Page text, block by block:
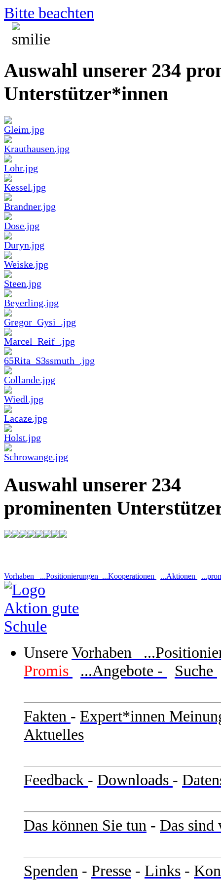
Bitte beachten
Auswahl unserer 234
Unterstützer*innen
Auswahl unserer 234
prominenten
Vorhaben ...Positionierungen ...Kooperationen ...Aktionen
Unsere Vorhaben
Promis
...Angebote - Suche
Fakten - Expert*innen
Aktuelles
Feedback - Downloads -
Das können Sie tun - Das sind
Spenden - Presse - Links -